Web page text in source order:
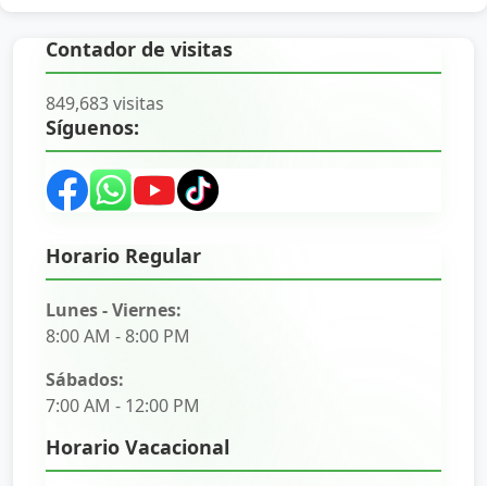
Contador de visitas
849,683 visitas
Síguenos:
Horario Regular
Lunes - Viernes:
8:00 AM - 8:00 PM
Sábados:
7:00 AM - 12:00 PM
Horario Vacacional